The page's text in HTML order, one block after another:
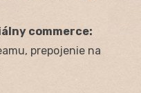
commerce:
prepojenie na